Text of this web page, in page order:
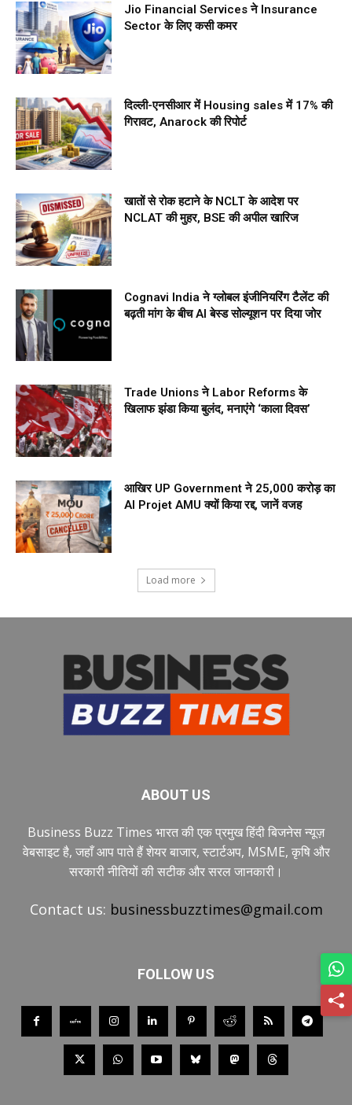
Jio Financial Services ने Insurance
Sector के लिए कसी कमर
दिल्ली-एनसीआर में Housing sales में 17% की
गिरावट, Anarock की रिपोर्ट
खातों से रोक हटाने के NCLT के आदेश पर
NCLAT की मुहर, BSE की अपील खारिज
Cognavi India ने ग्लोबल इंजीनियरिंग टैलेंट की
बढ़ती मांग के बीच AI बेस्ड सोल्यूशन पर दिया जोर
Trade Unions ने Labor Reforms के
खिलाफ झंडा किया बुलंद, मनाएंगे ‘काला दिवस’
आखिर UP Government ने ₹25,000 करोड़ का
AI Projet AMU क्यों किया रद्द, जानें वजह
Load more
ABOUT US
Business Buzz Times भारत की एक प्रमुख हिंदी बिजनेस न्यूज़
वेबसाइट है, जहाँ आप पाते हैं शेयर बाजार, स्टार्टअप, MSME, कृषि और
सरकारी नीतियों की सटीक और सरल जानकारी।
Contact us: businessbuzztimes@gmail.com
FOLLOW US